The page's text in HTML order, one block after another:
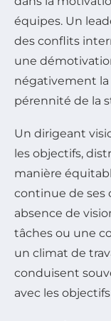
équipes. Un
des conflits
une
négativement la
pérennité de la
Un dirigeant
les objectifs,
manière
continue de ses
absence de
tâches ou une
un climat de
conduisent
avec les